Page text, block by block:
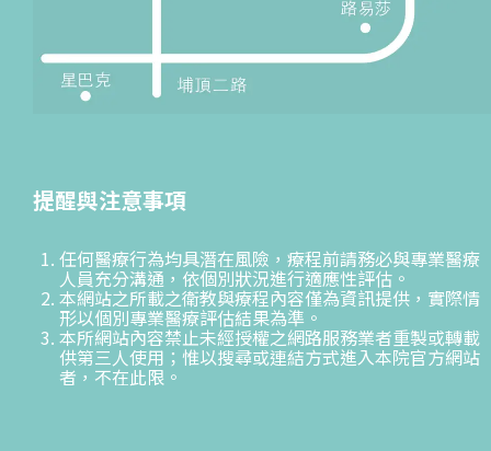
提醒與注意事項
任何醫療行為均具潛在風險，療程前請務必與專業醫療
人員充分溝通，依個別狀況進行適應性評估。
本網站之所載之衛教與療程內容僅為資訊提供，實際情
形以個別專業醫療評估結果為準。
本所網站內容禁止未經授權之網路服務業者重製或轉載
供第三人使用；惟以搜尋或連結方式進入本院官方網站
者，不在此限。